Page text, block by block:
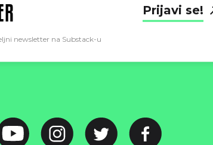
Prijavi se!
newsletter na Substack-u